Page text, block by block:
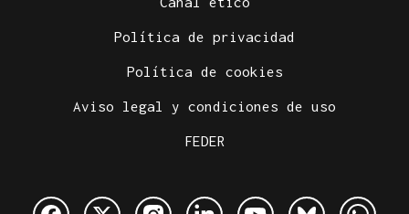
Política de privacidad
Política de cookies
Aviso legal y condiciones de uso
FEDER